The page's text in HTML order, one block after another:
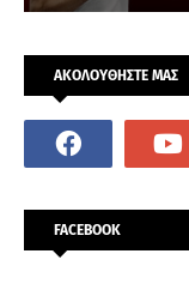
ΑΚΟΛΟΥΘΗΣΤΕ ΜΑΣ
FACEBOOK